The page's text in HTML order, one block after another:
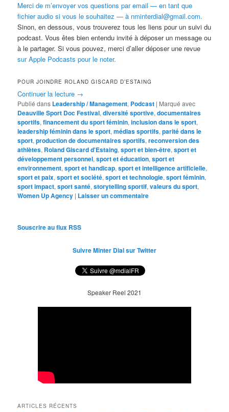
Merci de m’envoyer vos questions par email — en tant que
fichier audio si vous le souhaitez — à nminterdial@gmail.com.
Sinon, en dessous, vous trouverez tous les liens pour un suivi du
podcast. Vous êtes bien entendu invité à déposer un message ou
à le partager. Si vous pouvez, merci d’aller déposer une revue
sur Apple Podcasts pour le noter.
POUR JOINDRE ROLAND GISCARD D’ESTAING
Continuer la lecture →
Publié dans Leadership / Management, Podcast | Marqué avec
Deauville Sport Doc Festival,diversité sportive,documentaires
sportifs,financement du sport féminin,inclusion dans le sport,
leadership féminin dans le sport,médias sportifs,parité dans le
sport,production de documentaires sportifs,reconversion des
athlètes, Roland Giscard d'Estaing,sport et bien-être,sport et
développement personnel,sport et éducation,sport et
environnement,sport et handicap,sport et intelligence artificielle,
sport et paix,sport et société,sport et technologie,sport féminin,
sport impact,sport santé,storytelling sportif,valeurs du sport,
Women Up Agency | Laisser un commentaire
Souscrire au flux RSS
Suivre Minter Dial sur Twitter
Speaker Reel 2021
ARTICLES RÉCENTS